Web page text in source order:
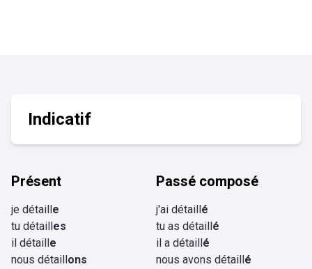
Indicatif
Présent
je détaille
tu détailles
il détaille
nous détaillons
Passé composé
j'ai détaillé
tu as détaillé
il a détaillé
nous avons détaillé